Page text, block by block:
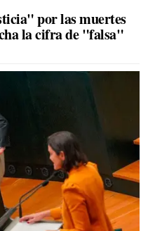
por las muertes
la cifra de "falsa"